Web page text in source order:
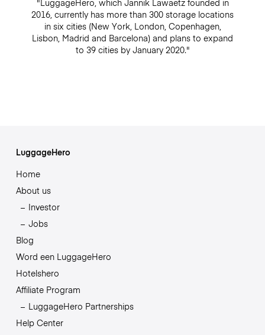
"LuggageHero, which Jannik Lawaetz founded in
2016, currently has more than 300 storage locations
in six cities (New York, London, Copenhagen,
Lisbon, Madrid and Barcelona) and plans to expand
to 39 cities by January 2020."
LuggageHero
Home
About us
Investor
Jobs
Blog
Word een LuggageHero
Hotelshero
Affiliate Program
LuggageHero Partnerships
Help Center